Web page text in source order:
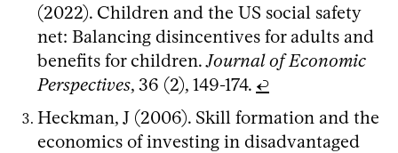
(2022). Children and the US social safety
net: Balancing disincentives for adults and
benefits for children.Journal of Economic
Perspectives, 36 (2), 149-174. ↩
Heckman, J (2006). Skill formation and the
economics of investing in disadvantaged